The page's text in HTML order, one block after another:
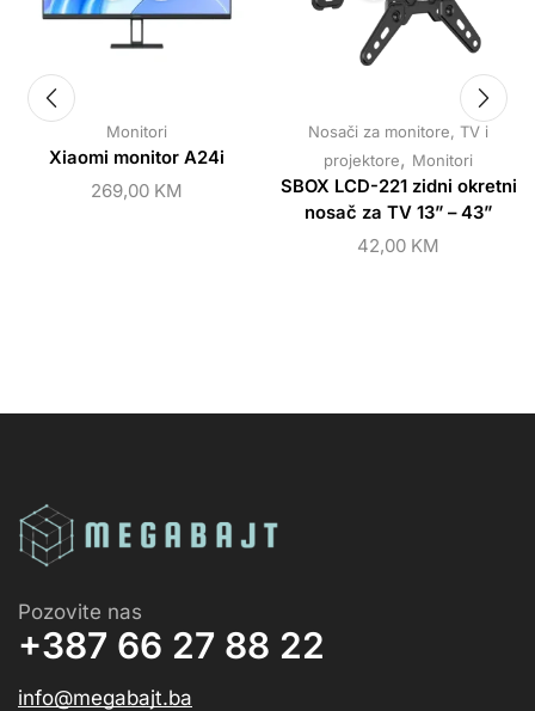
Monitori
Xiaomi monitor A24i
269,00 KM
Nosači za monitore, TV i
projektore, Monitori
SBOX LCD-221 zidni okretni
nosač za TV 13” – 43”
42,00 KM
Pozovite nas
+387 66 27 88 22
info@megabajt.ba